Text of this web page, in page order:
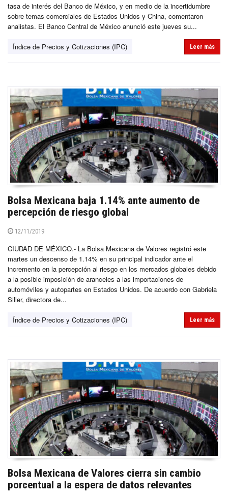
tasa de interés del Banco de México, y en medio de la incertidumbre
sobre temas comerciales de Estados Unidos y China, comentaron
analistas. El Banco Central de México anunció este jueves su...
Índice de Precios y Cotizaciones (IPC) Leer más
Bolsa Mexicana baja 1.14% ante aumento de
percepción de riesgo global
12/11/2019
CIUDAD DE MÉXICO.- La Bolsa Mexicana de Valores registró este
martes un descenso de 1.14% en su principal indicador ante el
incremento en la percepción al riesgo en los mercados globales debido
a la posible imposición de aranceles a las importaciones de
automóviles y autopartes en Estados Unidos. De acuerdo con Gabriela
Siller, directora de...
Índice de Precios y Cotizaciones (IPC) Leer más
Bolsa Mexicana de Valores cierra sin cambio
porcentual a la espera de datos relevantes